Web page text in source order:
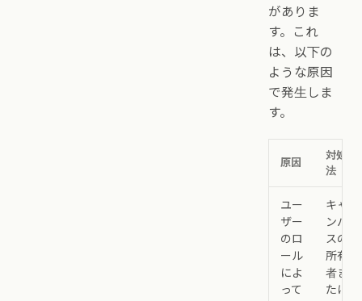
がありま
す。これ
は、以下の
ような原因
で発生しま
す。
原因
対処方
法
ユー
ザー
のロ
ール
によ
って
キャ
ンバ
スの
所有
者ま
たは